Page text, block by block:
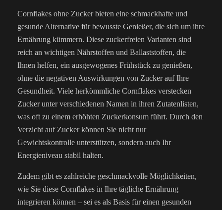
Cornflakes ohne Zucker bieten eine schmackhafte und
gesunde Alternative für bewusste Genießer, die sich um ihre
Ernährung kümmern. Diese zuckerfreien Varianten sind
reich an wichtigen Nährstoffen und Ballaststoffen, die
Ihnen helfen, ein ausgewogenes Frühstück zu genießen,
ohne die negativen Auswirkungen von Zucker auf Ihre
Gesundheit. Viele herkömmliche Cornflakes verstecken
Zucker unter verschiedenen Namen in ihren Zutatenlisten,
was oft zu einem erhöhten Zuckerkonsum führt. Durch den
Verzicht auf Zucker können Sie nicht nur
Gewichtskontrolle unterstützen, sondern auch Ihr
Energieniveau stabil halten.
Zudem gibt es zahlreiche geschmackvolle Möglichkeiten,
wie Sie diese Cornflakes in Ihre tägliche Ernährung
integrieren können – sei es als Basis für einen gesunden